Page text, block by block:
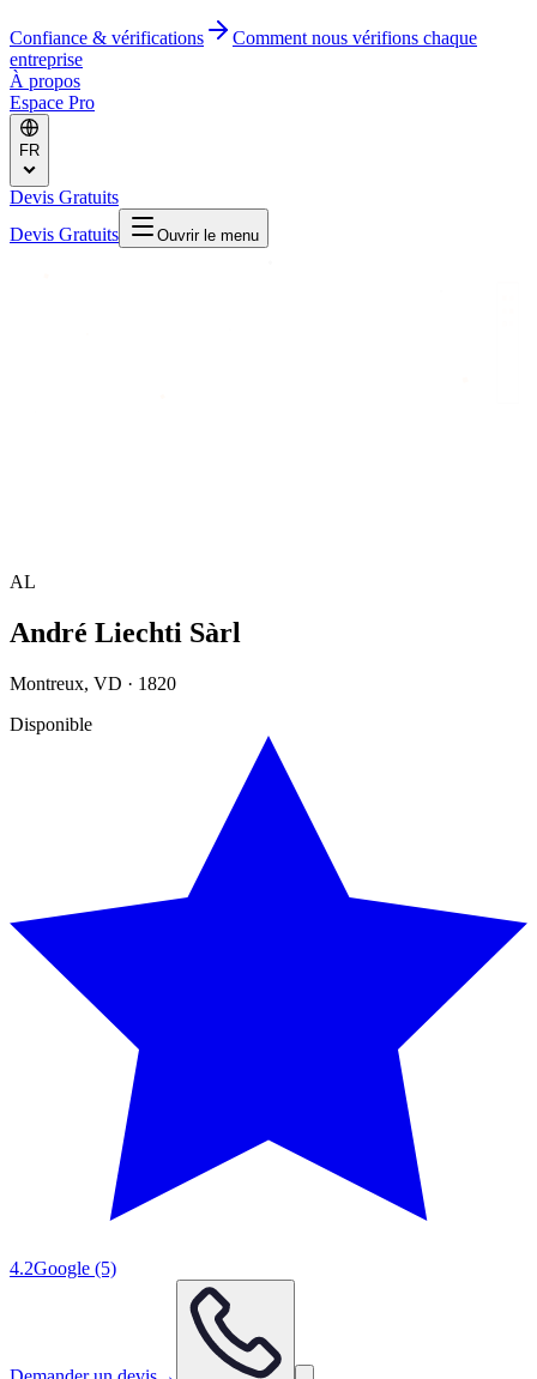
Confiance & vérifications
Comment nous vérifions chaque
entreprise
À propos
Espace Pro
FR
Devis Gratuits
Devis Gratuits
Ouvrir le menu
AL
André Liechti Sàrl
Montreux, VD · 1820
Disponible
4.2Google (5)